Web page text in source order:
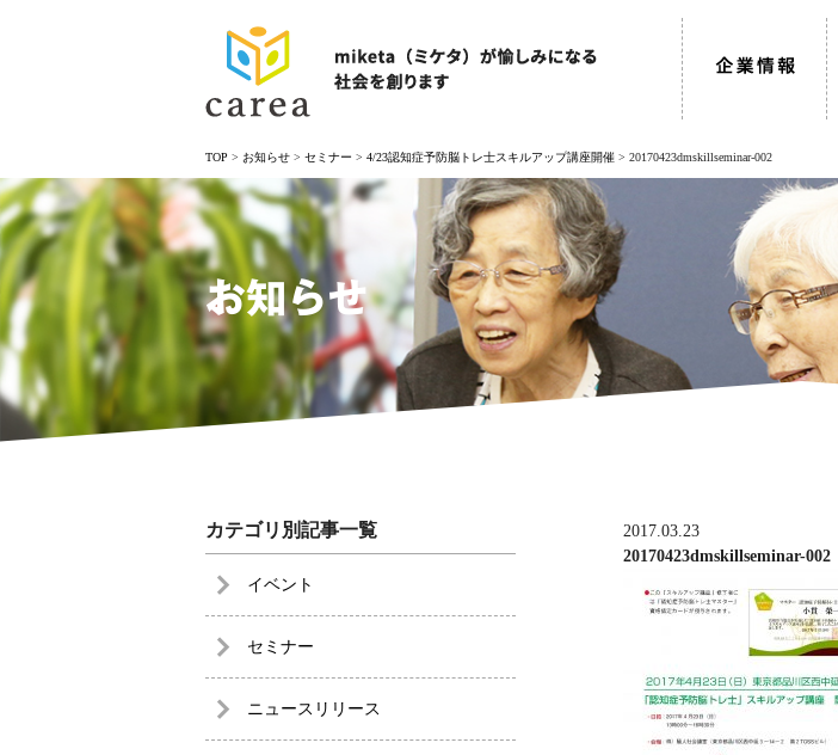
TOP > お知らせ > セミナー > 4/23認知症予防脳トレ士スキルアップ講座開催 > 20170423dmskillseminar-002
お知らせ
2017.03.23
20170423dmskillseminar-002
カテゴリ別記事一覧
イベント
セミナー
ニュースリリース